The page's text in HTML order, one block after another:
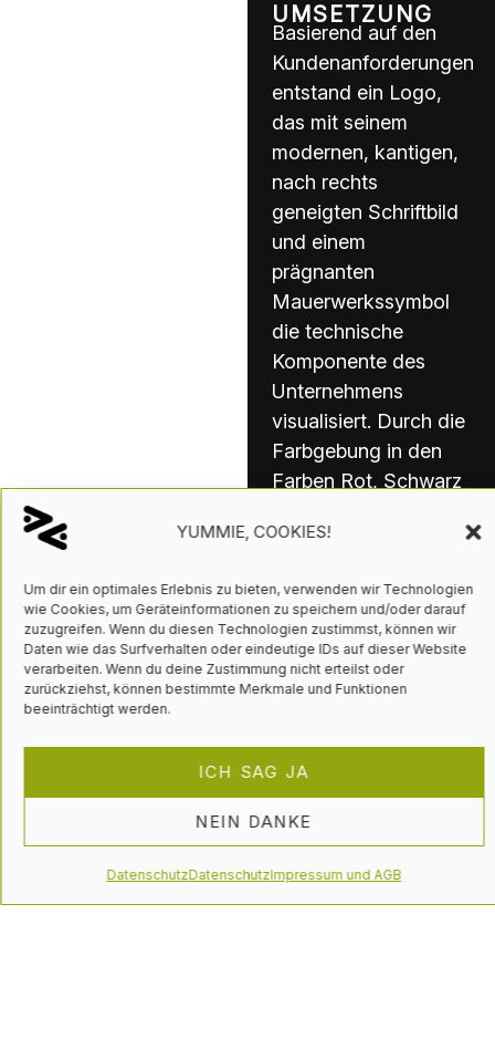
YUMMIE, COOKIES!
Um dir ein optimales Erlebnis zu bieten, verwenden wir Technologien
wie Cookies, um Geräteinformationen zu speichern und/oder darauf
zuzugreifen. Wenn du diesen Technologien zustimmst, können wir
Daten wie das Surfverhalten oder eindeutige IDs auf dieser Website
verarbeiten. Wenn du deine Zustimmung nicht erteilst oder
zurückziehst, können bestimmte Merkmale und Funktionen
beeinträchtigt werden.
ICH SAG JA
NEIN DANKE
DatenschutzDatenschutzImpressum und AGB
UMSETZUNG
Basierend auf den
Kundenanforderungen
entstand ein Logo,
das mit seinem
modernen, kantigen,
nach rechts
geneigten Schriftbild
und einem
prägnanten
Mauerwerkssymbol
die technische
Komponente des
Unternehmens
visualisiert. Durch die
Farbgebung in den
Farben Rot, Schwarz
Attribute noch mehr
vermitteln Dynamik,
Stabilität und
Seriosität.
Briefpapier und
Visitenkarten
sprechen die Sprache
Professionalität. Die